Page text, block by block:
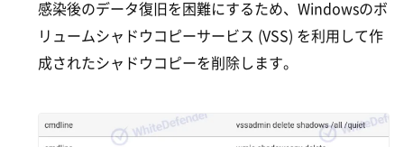
感染後のデータ復旧を困難にするため、Windowsのボ
リュームシャドウコピーサービス (VSS) を利用して作
成されたシャドウコピーを削除します。